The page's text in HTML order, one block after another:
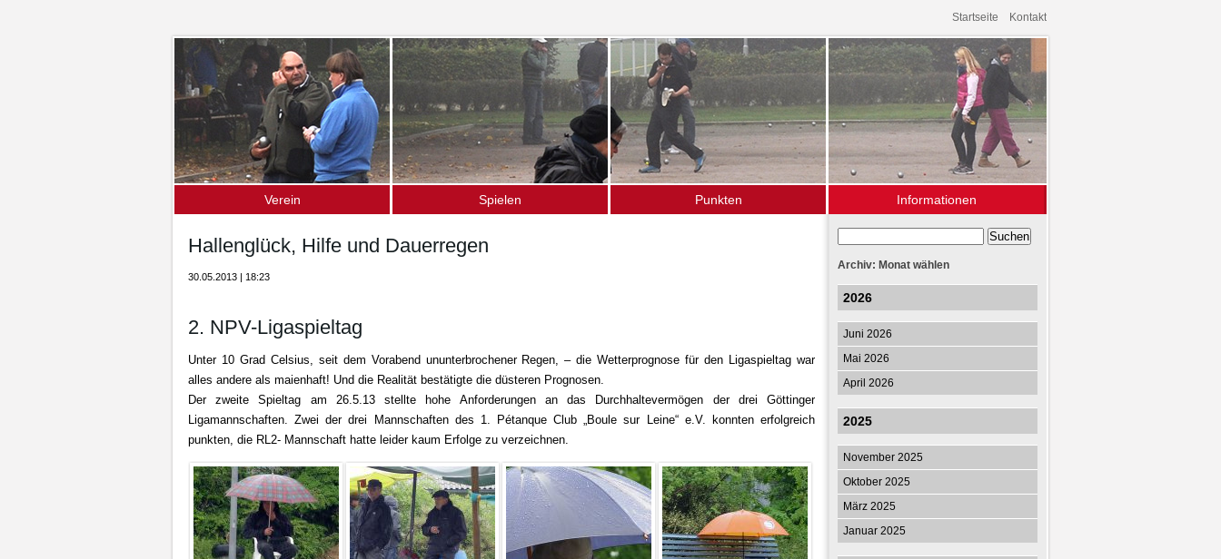
Startseite Kontakt
Verein
Mitgliedschaft
Spielen
Spielen im Verein
Punkten Informationen
Archiv
Links
Hallenglück, Hilfe und Dauerregen
30.05.2013 | 18:23
2. NPV-Ligaspieltag
Unter 10 Grad Celsius, seit dem Vorabend ununterbrochener Regen, – die Wetterprognose für den Ligaspieltag war
alles andere als maienhaft! Und die Realität bestätigte die düsteren Prognosen.
Der zweite Spieltag am 26.5.13 stellte hohe Anforderungen an das Durchhaltevermögen der drei Göttinger
Ligamannschaften. Zwei der drei Mannschaften des 1. Pétanque Club „Boule sur Leine“ e.V. konnten erfolgreich
punkten, die RL2- Mannschaft hatte leider kaum Erfolge zu verzeichnen.
Archiv: Monat wählen
2026
Juni 2026
Mai 2026
April 2026
2025
November 2025
Oktober 2025
März 2025
Januar 2025